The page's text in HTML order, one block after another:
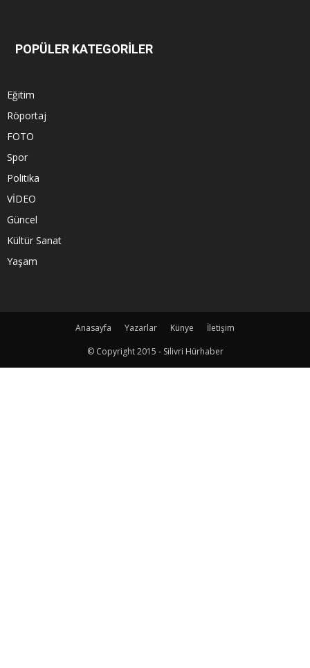
POPÜLER KATEGORİLER
Eğitim
Röportaj
FOTO
Spor
Politika
VİDEO
Güncel
Kültür Sanat
Yaşam
Anasayfa Yazarlar Künye
İletişim
© Copyright 2015 - Silivri Hürhaber